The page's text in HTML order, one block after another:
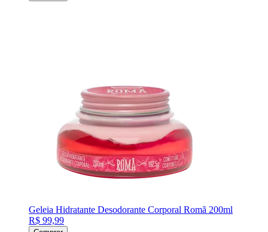
Geleia Hidratante Desodorante Corporal Romã 200ml
R$ 99,99